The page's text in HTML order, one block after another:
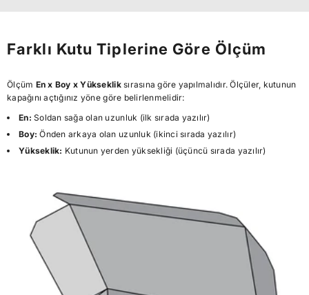
Farklı Kutu Tiplerine Göre Ölçüm
Ölçüm En x Boy x Yüksekliksırasına göre yapılmalıdır. Ölçüler, kutunun
kapağını açtığınız yöne göre belirlenmelidir:
En: Soldan sağa olan uzunluk (ilk sırada yazılır)
Boy: Önden arkaya olan uzunluk (ikinci sırada yazılır)
Yükseklik: Kutunun yerden yüksekliği (üçüncü sırada yazılır)